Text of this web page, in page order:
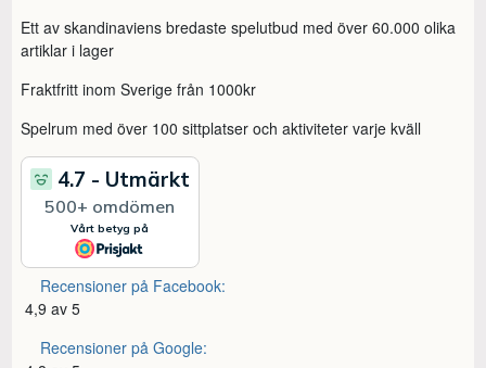
Ett av skandinaviens bredaste spelutbud med över 60.000 olika
artiklar i lager
Fraktfritt inom Sverige från 1000kr
Spelrum med över 100 sittplatser och aktiviteter varje kväll
Recensioner på Facebook:
4,9 av 5
Recensioner på Google: